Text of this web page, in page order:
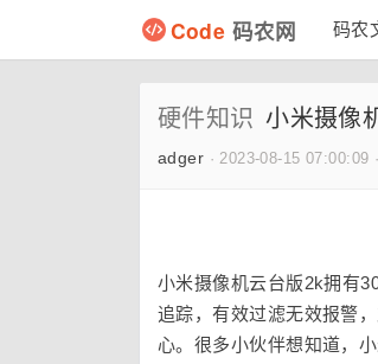
Code 码农网 码农
硬件知识 小米摄像
adger ·2023-08-15 07:00:09 ·
小米摄像机云台版2k拥有
追踪，有效过滤无效报警
心。很多小伙伴想知道，